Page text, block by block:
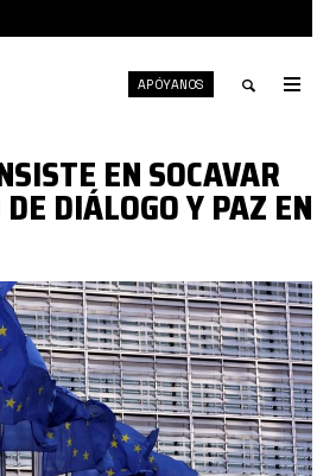
search
APÓYANOS
EN SOCAVAR
DIÁLOGO Y PAZ EN